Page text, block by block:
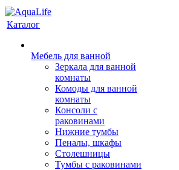
Каталог
Мебель для ванной
Зеркала для ванной
комнаты
Комоды для ванной
комнаты
Консоли с
раковинами
Нижние тумбы
Пеналы, шкафы
Столешницы
Тумбы с раковинами